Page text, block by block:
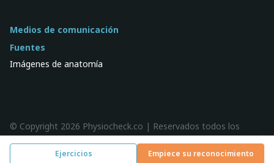
Ejercicios Empiece su reconocimiento
Medios de comunicación
Fuentes
Imágenes de anatomía
© Copyright 2026 Physiocheck.co | Reservados todos los
derechos |Privacidad| Diseño:SWiF